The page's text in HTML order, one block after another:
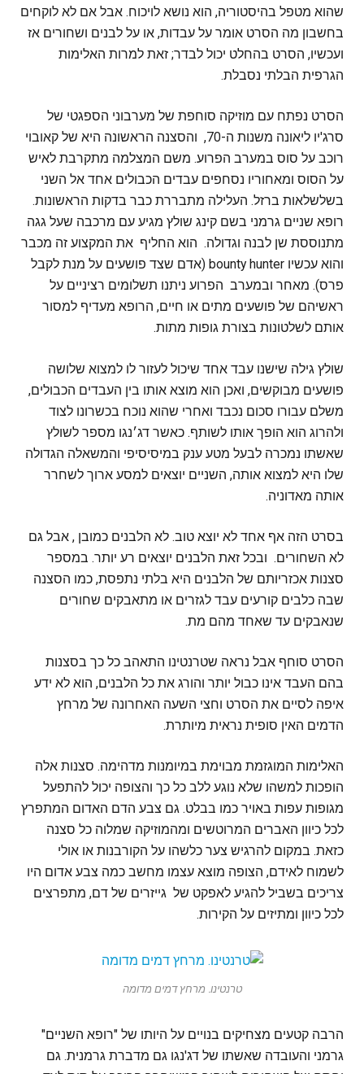
שהוא מטפל בהיסטוריה, הוא נושא לויכוח. אבל אם לא לוקחים
בחשבון מה הסרט אומר על עבדות, או על לבנים ושחורים אז
ועכשיו, הסרט בהחלט יכול לבדר; זאת למרות האלימות
הגרפית הבלתי נסבלת.
הסרט נפתח עם מוזיקה סוחפת של מערבוני הספגטי של
סרג'יו ליאונה משנות ה-70, והסצנה הראשונה היא של קאובוי
רוכב על סוס במערב הפרוע. משם המצלמה מתקרבת לאיש
על הסוס ומאחוריו נסחפים עבדים הכבולים אחד אל השני
בשלשלאות ברזל. העלילה מתבררת כבר בדקות הראשונות.
רופא שניים גרמני בשם קינג שולץ מגיע עם מרכבה שעל גגה
מתנוססת שן לבנה וגדולה. הוא החליף את המקצוע זה מכבר
והוא עכשיו bounty hunter (אדם שצד פושעים על מנת לקבל
פרס). מאחר ובמערב הפרוע ניתנו תשלומים רציניים על
ראשיהם של פושעים מתים או חיים, הרופא מעדיף למסור
אותם לשלטונות בצורת גופות מתות.
שולץ גילה שישנו עבד אחד שיכול לעזור לו למצוא שלושה
פושעים מבוקשים, ואכן הוא מוצא אותו בין העבדים הכבולים,
משלם עבורו סכום נכבד ואחרי שהוא נוכח בכשרונו לצוד
ולהרוג הוא הופך אותו לשותף. כאשר דג׳נגו מספר לשולץ
שאשתו נמכרה לבעל מטע ענק במיסיסיפי והמשאלה הגדולה
שלו היא למצוא אותה, השניים יוצאים למסע ארוך לשחרר
אותה מאדוניה.
בסרט הזה אף אחד לא יוצא טוב. לא הלבנים כמובן , אבל גם
לא השחורים. ובכל זאת הלבנים יוצאים רע יותר. במספר
סצנות אכזריותם של הלבנים היא בלתי נתפסת, כמו הסצנה
שבה כלבים קורעים עבד לגזרים או מתאבקים שחורים
שנאבקים עד שאחד מהם מת.
הסרט סוחף אבל נראה שטרנטינו התאהב כל כך בסצנות
בהם העבד אינו כבול יותר והורג את כל הלבנים, הוא לא ידע
איפה לסיים את הסרט וחצי השעה האחרונה של מרחץ
הדמים האין סופית נראית מיותרת.
האלימות המוגזמת מבוימת במיומנות מדהימה. סצנות אלה
הופכות למשהו שלא נוגע ללב כל כך והצופה יכול להתפעל
מגופות עפות באויר כמו בבלט. גם צבע הדם האדום המתפרץ
לכל כיוון האברים המרוטשים ומהמוזיקה שמלוה כל סצנה
כזאת. במקום להרגיש צער כלשהו על הקורבנות או אולי
לשמוח לאידם, הצופה מוצא עצמו מחשב כמה צבע אדום היו
צריכים בשביל להגיע לאפקט של גייזרים של דם, מתפרצים
לכל כיוון ומתיזים על הקירות.
טרנטינו. מרחץ דמים מדומה
הרבה קטעים מצחיקים בנויים על היותו של "רופא השניים"
גרמני והעובדה שאשתו של דג'נגו גם מדברת גרמנית. גם